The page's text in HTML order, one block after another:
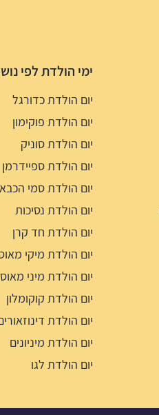
ימי הולדת לפי
יום הולדת כדורגל
יום הולדת פוקימון
יום הולדת סוניק
יום הולדת ספיידרמן
יום הולדת סמי
יום הולדת נסיכות
יום הולדת חד קרן
יום הולדת מיקי
יום הולדת מיני מאוס
יום הולדת קוקומלון
יום הולדת
יום הולדת מיניונים
יום הולדת לגו